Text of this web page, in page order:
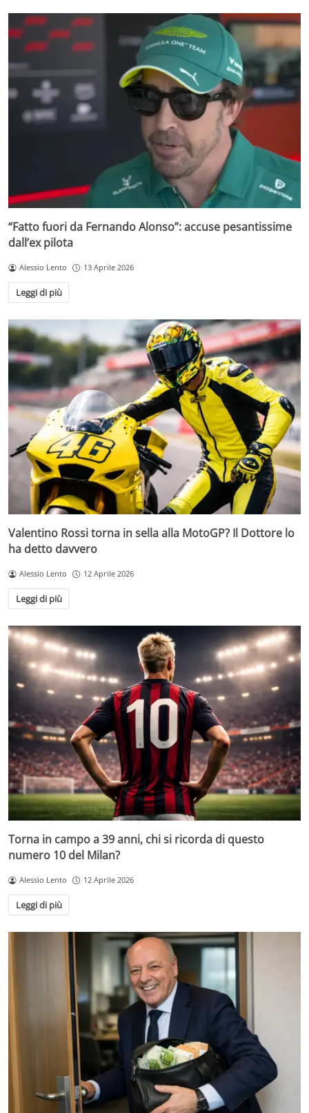
“Fatto fuori da Fernando Alonso”: accuse pesantissime
dall’ex pilota
Alessio Lento 13 Aprile 2026
Leggi di più
Valentino Rossi torna in sella alla MotoGP? Il Dottore lo
ha detto davvero
Alessio Lento 12 Aprile 2026
Leggi di più
Torna in campo a 39 anni, chi si ricorda di questo
numero 10 del Milan?
Alessio Lento 12 Aprile 2026
Leggi di più